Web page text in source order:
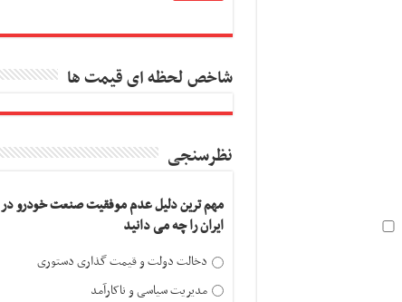
شاخص لحظه ای قیمت ها
نظرسنجی
مهم ترین دلیل عدم موفقیت صنعت خودرو در
ایران را چه می دانید
دخالت دولت و قیمت گذاری دستوری
مدیریت سیاسی و ناکارآمد